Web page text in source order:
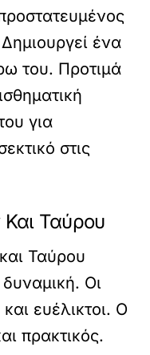
ένα
του. Προτιμά
για
στις
Ταύρου
Ταύρου
δυναμική. Οι
και ευέλικτοι. Ο
πρακτικός.